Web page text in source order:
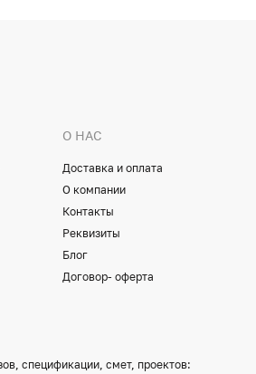
О НАС
Доставка и оплата
О компании
Контакты
Реквизиты
Блог
Договор- оферта
спецификации, смет, проектов: